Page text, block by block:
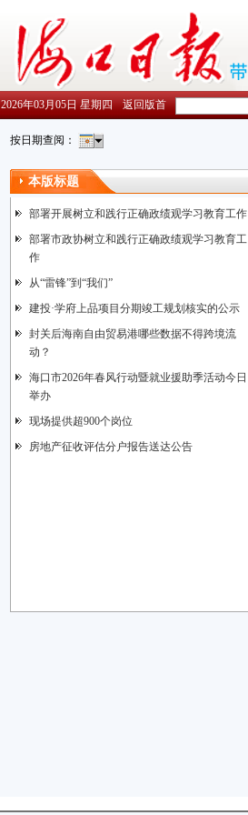
2026年03月05日 星期四 返回版首
按日期查阅：
本版标题
部署开展树立和践行正确政绩观学习教育工作
部署市政协树立和践行正确政绩观学习教育工
作
从“雷锋”到“我们”
建投·学府上品项目分期竣工规划核实的公示
封关后海南自由贸易港哪些数据不得跨境流
动？
海口市2026年春风行动暨就业援助季活动今日
举办
现场提供超900个岗位
房地产征收评估分户报告送达公告